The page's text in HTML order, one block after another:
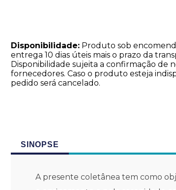
Disponibilidade: Produto sob
entrega 10 dias úteis mais o prazo da
Disponibilidade sujeita a confirmação de
fornecedores. Caso o produto esteja
pedido será cancelado.
SINOPSE
A presente coletânea tem como